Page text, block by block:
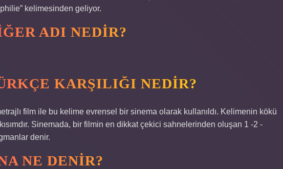
kelimesinden geliyor.
ADI NEDIR?
KARŞILIĞI NEDIR?
film ile bu kelime evrensel bir sinema olarak kullanıldı. Kelimenin kökü
Sinemada, bir filmin en dikkat çekici sahnelerinden oluşan 1 -2 -
denir.
NE DENIR?